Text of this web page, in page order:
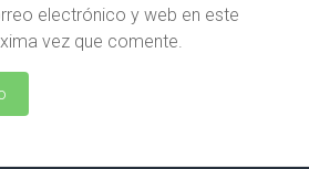
electrónico y web en este
vez que comente.